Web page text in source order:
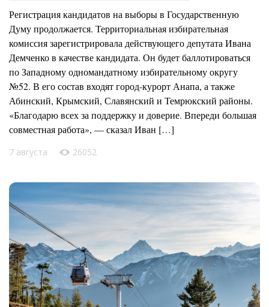
Регистрация кандидатов на выборы в Государственную
Думу продолжается. Территориальная избирательная
комиссия зарегистрировала действующего депутата Ивана
Демченко в качестве кандидата. Он будет баллотироваться
по Западному одномандатному избирательному округу
№52. В его состав входят город-курорт Анапа, а также
Абинский, Крымский, Славянский и Темрюкский районы.
«Благодарю всех за поддержку и доверие. Впереди большая
совместная работа», — сказал Иван […]
7 августа 26052